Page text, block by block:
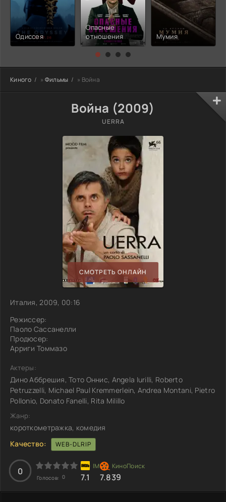
Одиссея
Опасные
отношения
Мумия
Киного » Фильмы » Война
Война (2009)
UERRA
СМОТРЕТЬ ОНЛАЙН
Италия, 2009, 00:16
Режиссер:
Паоло Сассанелли
Продюсер:
Арриги Томмазо
Актеры:
Дино Аббрешия, Тото Оннис, Angela Iurilli, Roberto
Petruzzelli, Michael Paul Kremmerlein, Andrea Montani, Pietro
Pollonio, Donato Fanelli, Rita Milillo
Жанр:
короткометражка, комедия
Качество:
WEB-DLRIP
0
Голосов: 0 7.1 7.839